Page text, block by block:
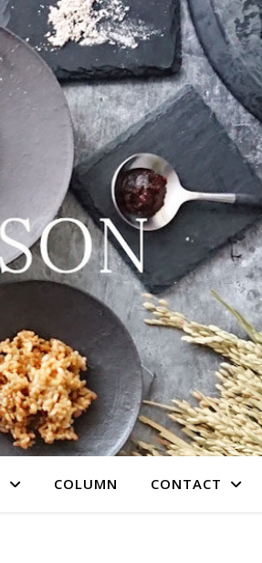
COLUMN CONTACT